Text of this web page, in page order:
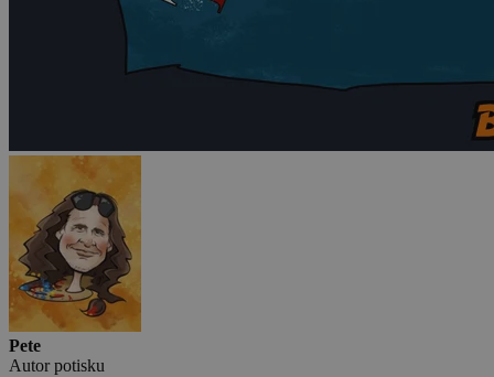
Pete
Autor potisku